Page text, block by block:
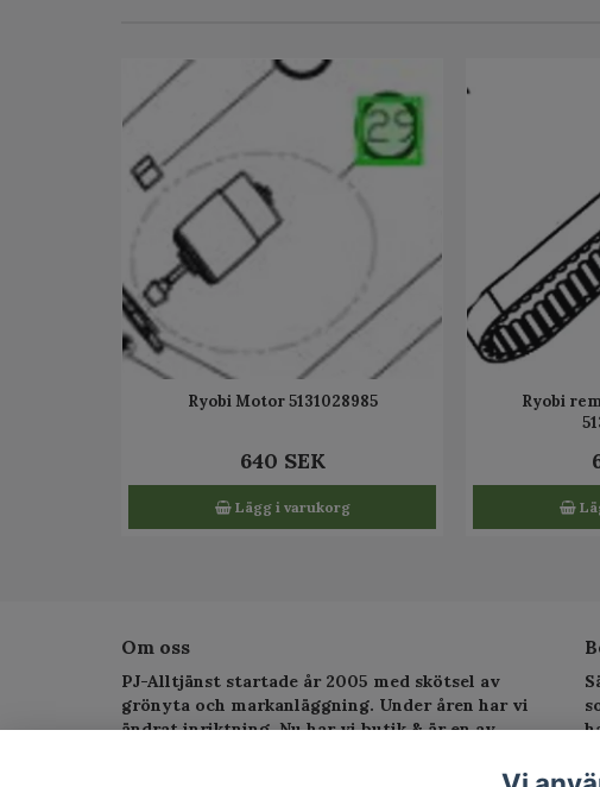
Ryobi Motor 5131028985
640 SEK
Lägg i varukorg
Ryobi
Om oss
PJ-Alltjänst startade år 2005 med skötsel av
grönyta och markanläggning. Under åren har vi
ändrat inriktning. Nu har vi butik & är en av